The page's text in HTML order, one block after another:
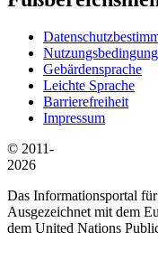
Gebärdensprache
Leichte Sprache
Barrierefreiheit
Impressum
© 2011-
2026
Das Informationsportal
Ausgezeichnet mit dem
dem United Nations